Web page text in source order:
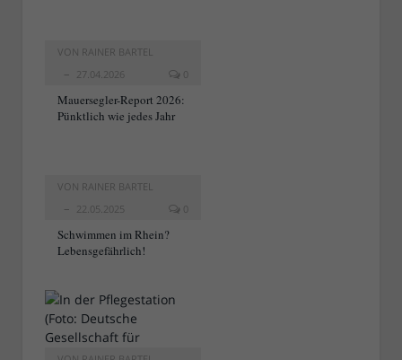
VON RAINER BARTEL
27.04.2026
0
Mauersegler-Report 2026:
Pünktlich wie jedes Jahr
VON RAINER BARTEL
22.05.2025
0
Schwimmen im Rhein?
Lebensgefährlich!